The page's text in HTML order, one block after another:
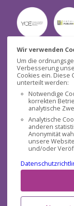
Wir verwenden
Um die
Verbesserung
Cookies ein. Diese
unterteilt werden:
Notwendige
korrekten
analytische
Analytische
anderen
Anonymität
unsere
und/oder